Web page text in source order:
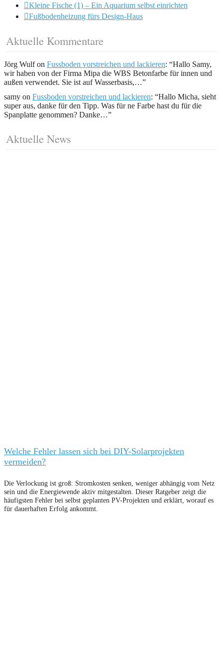
Kleine Fische (1) – Ein Aquarium selbst einrichten
Fußbodenheizung fürs Design-Haus
Aktuelle Kommentare
Jörg Wulfon Fussboden vorstreichen und lackieren: “Hallo Samy,
wir haben von der Firma Mipa die WBS Betonfarbe für innen und
außen verwendet. Sie ist auf Wasserbasis,…”
samy on Fussboden vorstreichen und lackieren: “Hallo Micha, sieht
super aus, danke für den Tipp. Was für ne Farbe hast du für die
Spanplatte genommen? Danke…”
Aktuelle News
Welche Fehler lassen sich bei DIY-Solarprojekten
vermeiden?
Die Verlockung ist groß: Stromkosten senken, weniger abhängig vom Netz
sein und die Energiewende aktiv mitgestalten. Dieser Ratgeber zeigt die
häufigsten Fehler bei selbst geplanten PV-Projekten und erklärt, worauf es
für dauerhaften Erfolg ankommt.